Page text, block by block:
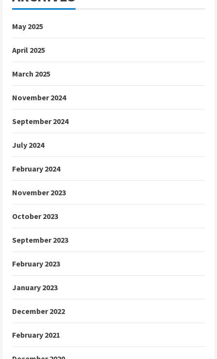
May 2025
April 2025
March 2025
November 2024
September 2024
July 2024
February 2024
November 2023
October 2023
September 2023
February 2023
January 2023
December 2022
February 2021